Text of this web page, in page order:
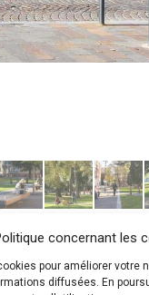
concernant les
pour améliorer votre
diffusées. En